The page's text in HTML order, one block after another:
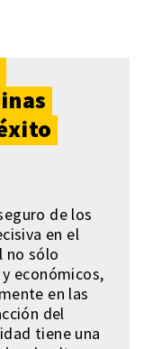
de los
en el
no sólo
económicos,
en las
del
tiene una